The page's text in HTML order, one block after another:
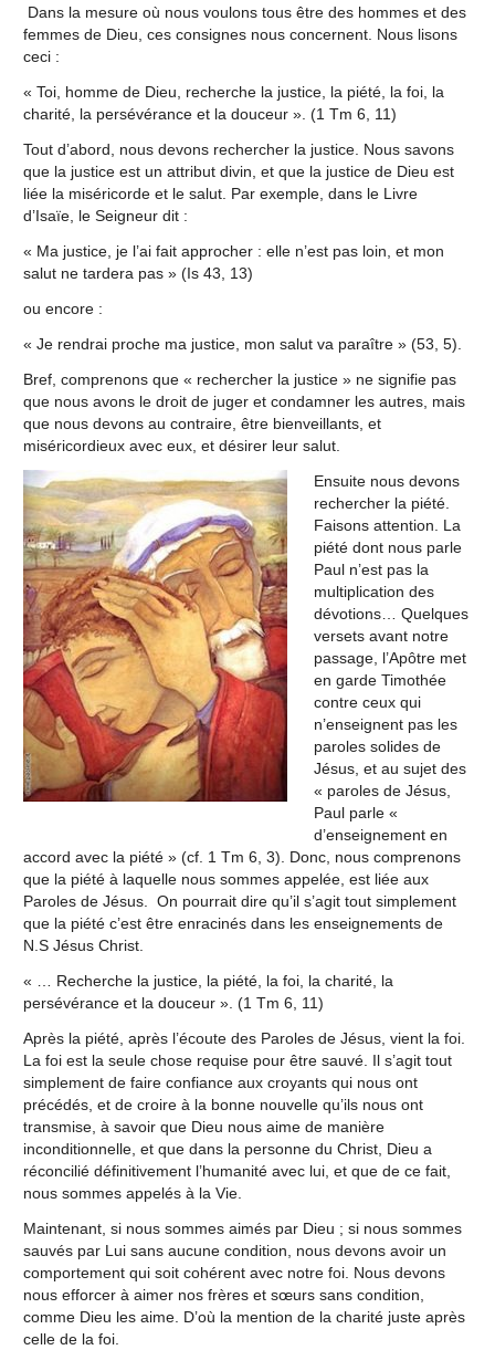
Dans la mesure où nous voulons tous être des hommes et des
femmes de Dieu, ces consignes nous concernent. Nous lisons
ceci :
« Toi, homme de Dieu, recherche la justice, la piété, la foi, la
charité, la persévérance et la douceur ». (1 Tm 6, 11)
Tout d’abord, nous devons rechercher la justice. Nous savons
que la justice est un attribut divin, et que la justice de Dieu est
liée la miséricorde et le salut. Par exemple, dans le Livre
d’Isaïe, le Seigneur dit :
« Ma justice, je l’ai fait approcher : elle n’est pas loin, et mon
salut ne tardera pas » (Is 43, 13)
ou encore :
« Je rendrai proche ma justice, mon salut va paraître » (53, 5).
Bref, comprenons que « rechercher la justice » ne signifie pas
que nous avons le droit de juger et condamner les autres, mais
que nous devons au contraire, être bienveillants, et
miséricordieux avec eux, et désirer leur salut.
Ensuite nous devons
rechercher la piété.
Faisons attention. La
piété dont nous parle
Paul n’est pas la
multiplication des
dévotions… Quelques
versets avant notre
passage, l’Apôtre met
en garde Timothée
contre ceux qui
n’enseignent pas les
paroles solides de
Jésus, et au sujet des
« paroles de Jésus,
Paul parle «
d’enseignement en
accord avec la piété » (cf. 1 Tm 6, 3). Donc, nous comprenons
que la piété à laquelle nous sommes appelée, est liée aux
Paroles de Jésus. On pourrait dire qu’il s’agit tout simplement
que la piété c’est être enracinés dans les enseignements de
N.S Jésus Christ.
« … Recherche la justice, la piété, la foi, la charité, la
persévérance et la douceur ». (1 Tm 6, 11)
Après la piété, après l’écoute des Paroles de Jésus, vient la foi.
La foi est la seule chose requise pour être sauvé. Il s’agit tout
simplement de faire confiance aux croyants qui nous ont
précédés, et de croire à la bonne nouvelle qu’ils nous ont
transmise, à savoir que Dieu nous aime de manière
inconditionnelle, et que dans la personne du Christ, Dieu a
réconcilié définitivement l’humanité avec lui, et que de ce fait,
nous sommes appelés à la Vie.
Maintenant, si nous sommes aimés par Dieu ; si nous sommes
sauvés par Lui sans aucune condition, nous devons avoir un
comportement qui soit cohérent avec notre foi. Nous devons
nous efforcer à aimer nos frères et sœurs sans condition,
comme Dieu les aime. D’où la mention de la charité juste après
celle de la foi.